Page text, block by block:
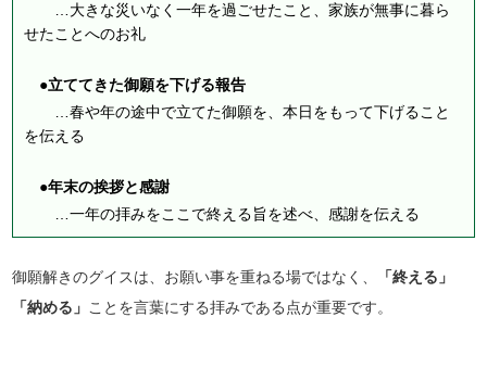
…大きな災いなく一年を過ごせたこと、家族が無事に暮ら
せたことへのお礼
●立ててきた御願を下げる報告
…春や年の途中で立てた御願を、本日をもって下げること
を伝える
●年末の挨拶と感謝
…一年の拝みをここで終える旨を述べ、感謝を伝える
御願解きのグイスは、お願い事を重ねる場ではなく、
「終える」
「納める」 ことを言葉にする拝みである点が重要です。